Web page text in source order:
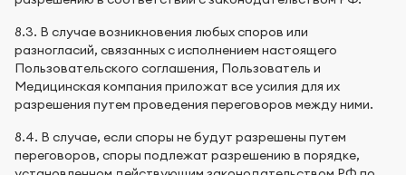
8.3. В случае возникновения любых споров или
разногласий, связанных с исполнением настоящего
Пользовательского соглашения, Пользователь и
Медицинская компания приложат все усилия для их
разрешения путем проведения переговоров между ними.
8.4. В случае, если споры не будут разрешены путем
переговоров, споры подлежат разрешению в порядке,